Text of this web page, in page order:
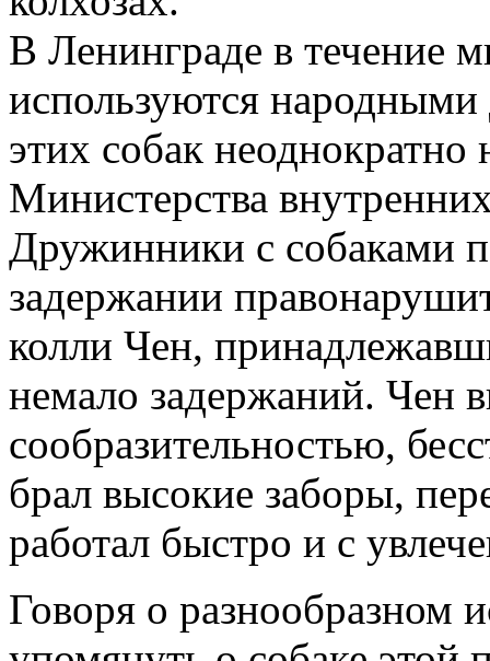
В Ленинграде в течение
используются
этих собак
Министерства
Дружинники с собаками
задержании
колли Чен,
немало задержаний. Чен
сообразительностью,
брал высокие заборы,
работал быстро и с
Говоря о разнообразном